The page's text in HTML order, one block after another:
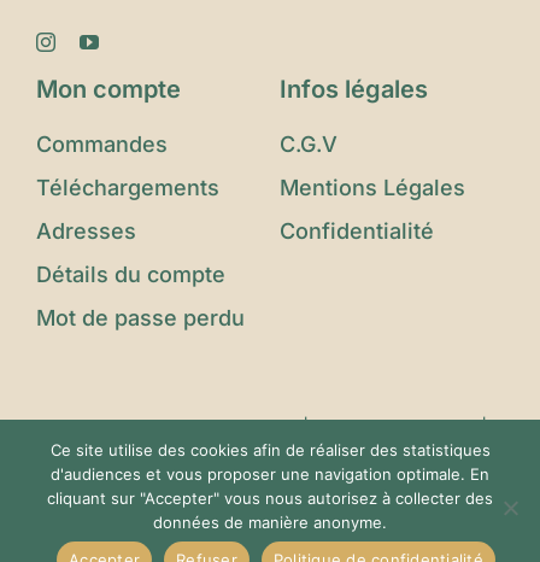
Mon compte
Commandes
Téléchargements
Adresses
Détails du compte
Mot de passe perdu
Infos légales
C.G.V
Mentions Légales
Confidentialité
© Copyright 2023 - 2025 |Le Jardin d'Eden|
Tous Droits Réservés | Conçu avec ❤️ par
Imagin'Up Communication
Ce site utilise des cookies afin de réaliser des statistiques
d'audiences et vous proposer une navigation optimale. En
cliquant sur "Accepter" vous nous autorisez à collecter des
données de manière anonyme.